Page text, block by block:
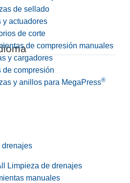
de sellado
y actuadores
de corte
de compresión manuales
y cargadores
de compresión
y anillos para MegaPress®
drenajes
Limpieza de drenajes
manuales